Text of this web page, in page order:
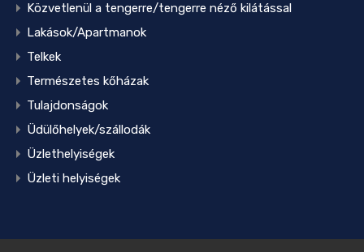
Közvetlenül a tengerre/tengerre néző kilátással
Lakások/Apartmanok
Telkek
Természetes kőházak
Tulajdonságok
Üdülőhelyek/szállodák
Üzlethelyiségek
Üzleti helyiségek